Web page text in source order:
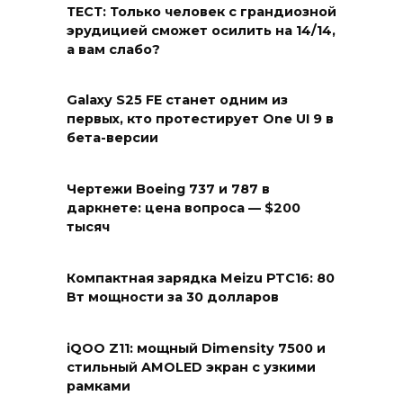
ТЕСТ: Только человек с грандиозной
эрудицией сможет осилить на 14/14,
а вам слабо?
Galaxy S25 FE станет одним из
первых, кто протестирует One UI 9 в
бета-версии
Чертежи Boeing 737 и 787 в
даркнете: цена вопроса — $200
тысяч
Компактная зарядка Meizu PTC16: 80
Вт мощности за 30 долларов
iQOO Z11: мощный Dimensity 7500 и
стильный AMOLED экран с узкими
рамками